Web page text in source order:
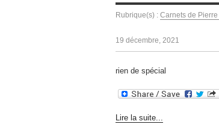
Rubrique(s) : Carnets de
19 décembre, 2021
rien de spécial
Lire la suite...